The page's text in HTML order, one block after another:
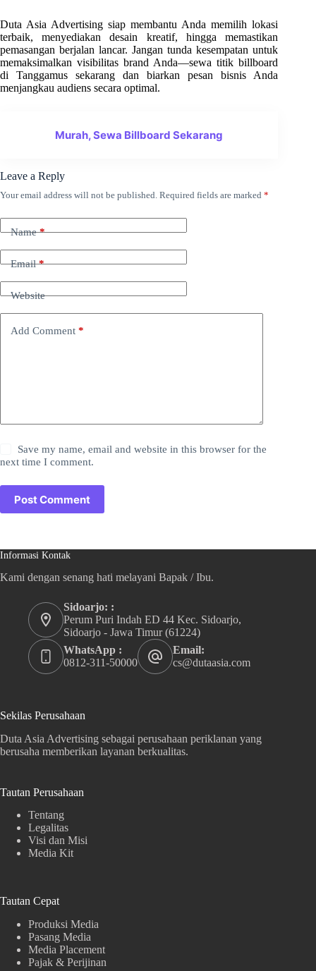
Duta Asia Advertising siap membantu Anda memilih lokasi
terbaik, menyediakan desain kreatif, hingga memastikan
pemasangan berjalan lancar. Jangan tunda kesempatan untuk
memaksimalkan visibilitas brand Anda—sewa titik billboard
di Tanggamus sekarang dan biarkan pesan bisnis Anda
menjangkau audiens secara optimal.
Murah, Sewa Billboard Sekarang
Leave a Reply
Your email address will not be published. Required fields are marked *
Name*
Email*
Website
Add Comment *
Save my name, email and website in this browser for the
next time I comment.
Post Comment
Informasi Kontak
Kami dengan senang hati melayani Bapak / Ibu.
Sidoarjo: :
Perum Puri Indah ED 44 Kec. Sidoarjo,
Sidoarjo - Jawa Timur (61224)
WhatsApp :
0812-311-50000
Email:
cs@dutaasia.com
Sekilas Perusahaan
Duta Asia Advertising sebagai perusahaan periklanan yang
berusaha memberikan layanan berkualitas.
Tautan Perusahaan
Tentang
Legalitas
Visi dan Misi
Media Kit
Tautan Cepat
Produksi Media
Pasang Media
Media Placement
Pajak & Perijinan